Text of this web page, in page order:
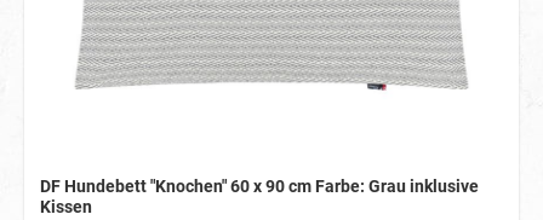
DF Hundebett "Knochen" 60 x 90 cm Farbe: Grau inklusive
Kissen